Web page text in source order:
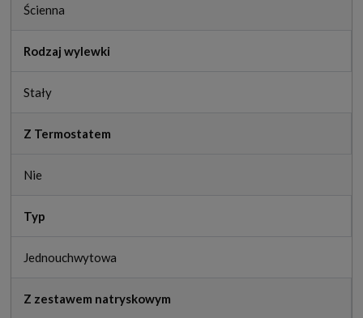
Ścienna
Rodzaj wylewki
Stały
Z Termostatem
Nie
Typ
Jednouchwytowa
Z zestawem natryskowym